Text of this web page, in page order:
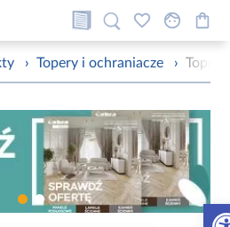
› Topery i ochraniacze ›